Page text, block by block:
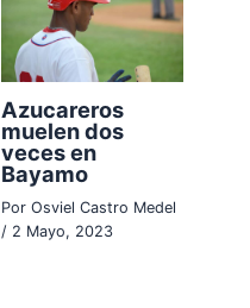
Azucareros
muelen dos
veces en
Bayamo
Por Osviel Castro Medel
/ 2 Mayo, 2023